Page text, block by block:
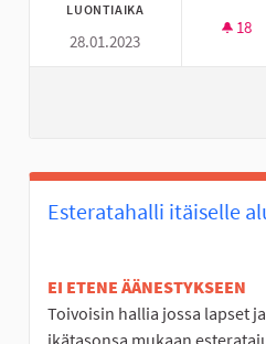
LUONTIAIKA
28.01.2023
18
Esteratahalli itäiselle
EI ETENE ÄÄNESTYKSEEN
Toivoisin hallia jossa lapset